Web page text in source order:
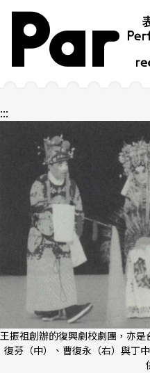
跳到主要內容區塊
網站導覽
:::
王振祖創辦的復興劇校劇團，亦
復芬（中）、曹復永（右）與丁